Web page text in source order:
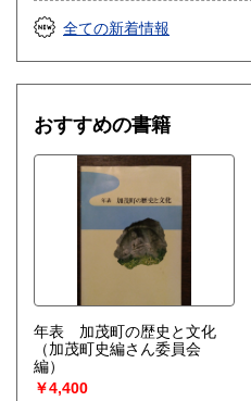
全ての新着情報
おすすめの書籍
年表 加茂町の歴史と文化
（加茂町史編さん委員会
編）
￥4,400